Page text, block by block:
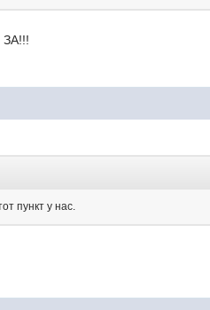
ЗА!!!
пункт у нас.